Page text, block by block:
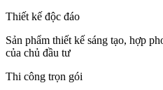
Thiết kế độc đáo
Sản phẩm thiết kế sáng tạo, hợp
của chủ đầu tư
Thi công trọn gói